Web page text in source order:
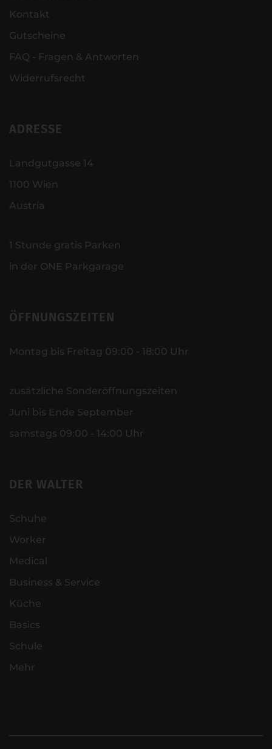
Kontakt
Gutscheine
FAQ - Fragen & Antworten
Widerrufsrecht
ADRESSE
Landgutgasse 14
1100 Wien
Austria
1 Stunde gratis Parken
in der ONE Parkgarage
ÖFFNUNGSZEITEN
Montag bis Freitag 09:00 - 18:00 Uhr
zusätzliche Sonderöffnungszeiten
Juni bis Ende September
samstags 09:00 - 14:00 Uhr
DER WALTER
Schuhe
Worker
Medical
Business & Service
Küche
Basics
Schule
Mehr